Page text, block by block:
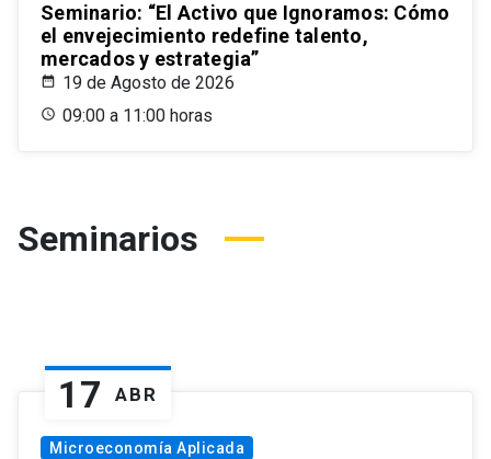
Seminario: “El Activo que Ignoramos: Cómo
el envejecimiento redefine talento,
mercados y estrategia”
19 de Agosto de 2026
09:00 a 11:00 horas
Seminarios
17 ABR
Microeconomía Aplicada